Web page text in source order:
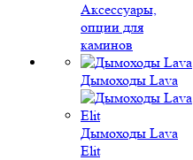
Аксессуары,
опции для
каминов
Дымоходы Lava
Дымоходы Lava
Elit